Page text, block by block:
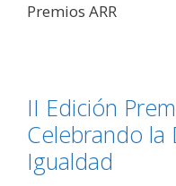
Premios ARR
II Edición
Celebrando la
Igualdad